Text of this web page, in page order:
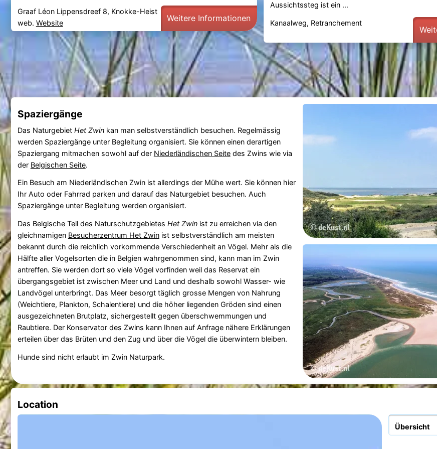
Graaf Léon Lippensdreef 8, Knokke-Heist
web. Website Weitere Informationen
Aussichtssteg ist ein ...
Kanaalweg, Retranchement
Spaziergänge
Das Naturgebiet Het Zwinkan man selbstverständlich besuchen. Regelmässig
werden Spaziergänge unter Begleitung organisiert. Sie können einen derartigen
Spaziergang mitmachen sowohl auf der Niederländischen Seitedes Zwins wie via
der Belgischen Seite.
Ein Besuch am Niederländischen Zwin ist allerdings der Mühe wert. Sie können hier
Ihr Auto oder Fahrrad parken und darauf das Naturgebiet besuchen. Auch
Spaziergänge unter Begleitung werden organisiert.
Das Belgische Teil des Naturschutzgebietes Het Zwinist zu erreichen via den
gleichnamigen Besucherzentrum Het Zwinist selbstverständlich am meisten
bekannt durch die reichlich vorkommende Verschiedenheit an Vögel. Mehr als die
Hälfte aller Vogelsorten die in Belgien wahrgenommen sind, kann man im Zwin
antreffen. Sie werden dort so viele Vögel vorfinden weil das Reservat ein
übergangsgebiet ist zwischen Meer und Land und deshalb sowohl Wasser- wie
Landvögel unterbringt. Das Meer besorgt täglich grosse Mengen von Nahrung
(Weichtiere, Plankton, Schalentiere) und die höher liegenden Gröden sind einen
ausgezeichneten Brutplatz, sichergestellt gegen überschwemmungen und
Raubtiere. Der Konservator des Zwins kann Ihnen auf Anfrage nähere Erklärungen
erteilen über das Brüten und den Zug und über die Vögel die überwintern bleiben.
Hunde sind nicht erlaubt im Zwin Naturpark.
Location
Übersicht